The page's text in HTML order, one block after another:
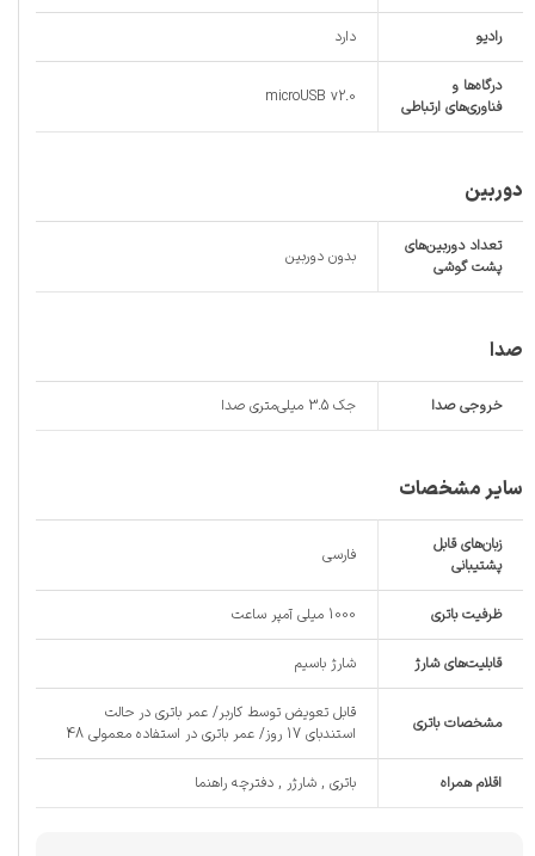
رادیو دارد
درگاه‌ها و
فناوری‌های ارتباطی
microUSB v2.0
دوربین
تعداد دوربین‌های
پشت گوشی
بدون دوربین
صدا
خروجی صدا جک 3.5 میلی‌متری صدا
سایر مشخصات
زبان‌های قابل
پشتیبانی
فارسی
ظرفیت باتری 1000 میلی آمپر ساعت
قابلیت‌های شارژ شارژ باسیم
مشخصات باتری
قابل تعویض توسط کاربر/ عمر باتری در حالت
استندبای 17 روز/ عمر باتری در استفاده معمولی 48
اقلام همراه باتری , شارژر , دفترچه‌ راهنما